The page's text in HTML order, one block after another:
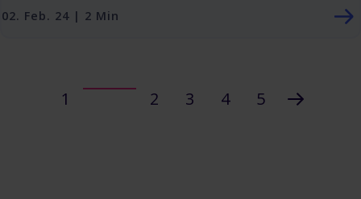
02. Feb. 24 | 2 Min
1 2 3 4 5